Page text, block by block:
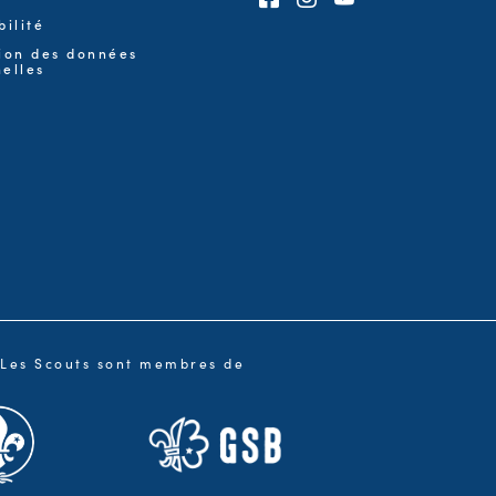
des données
Les Scouts sont membres de